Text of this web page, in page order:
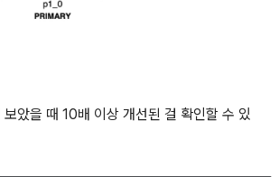
았을 때 10배 이상 개선된 걸 확인할 수 있